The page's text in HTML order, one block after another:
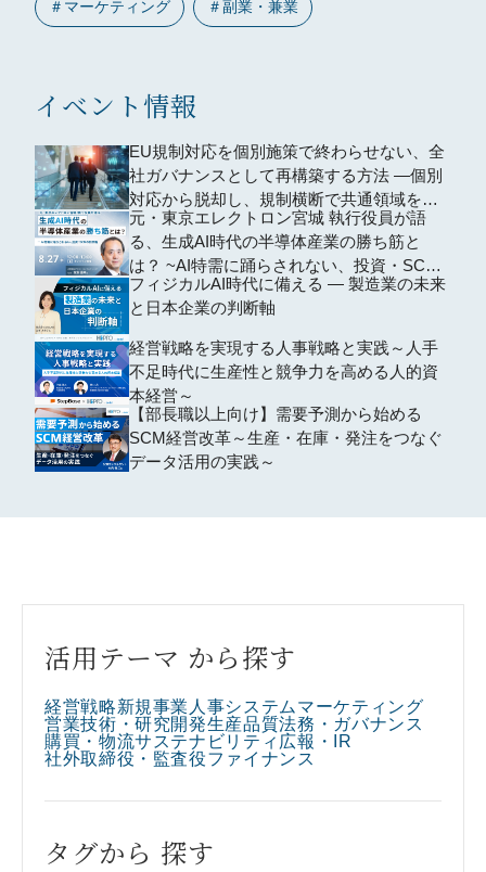
＃ マーケティング ＃副業・兼業
イベント情報
EU規制対応を個別施策で終わらせない、全
社ガバナンスとして再構築する方法 ―個別
対応から脱却し、規制横断で共通領域を再
編するための全社設計―
元・東京エレクトロン宮城 執行役員が語
る、生成AI時代の半導体産業の勝ち筋と
は？ ~AI特需に踊らされない、投資・SCM
の判断軸~
フィジカルAI時代に備える ― 製造業の未来
と日本企業の判断軸
経営戦略を実現する人事戦略と実践～人手
不足時代に生産性と競争力を高める人的資
本経営～
【部長職以上向け】需要予測から始める
SCM経営改革～生産・在庫・発注をつなぐ
データ活用の実践～
活用テーマ から探す
経営戦略新規事業 人事システム マーケティング
営業技術・研究開発生産品質法務・ガバナンス
購買・物流サステナビリティ 広報・IR
社外取締役・監査役ファイナンス
タグから 探す